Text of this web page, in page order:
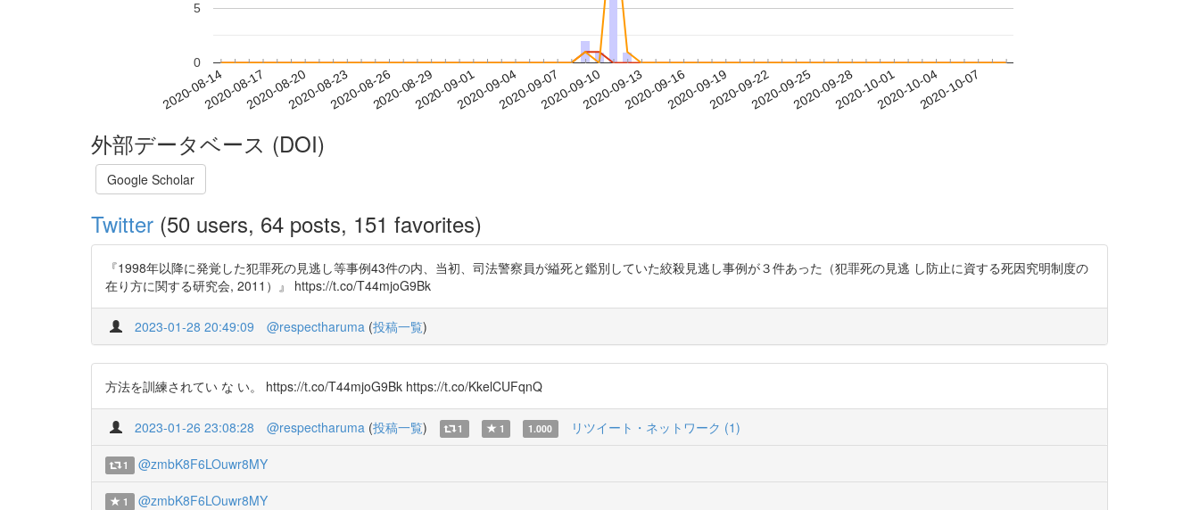
2020-08-142020-08-172020-08-202020-08-232020-08-262020-08-292020-09-012020-09-042020-09-072020-09-102020-09-132020-09-162020-09-192020-09-222020-09-252020-09-282020-10-012020-10-042020-10-07
0
5
外部データベース (DOI)
Google Scholar
Twitter (50 users, 64 posts, 151 favorites)
『1998年以降に発覚した犯罪死の見逃し等事例43件の内、当初、司法警察員が縊死と鑑別していた絞殺見逃し事例が３件あった（犯罪死の見逃 し防止に資する死因究明制度の
在り方に関する研究会, 2011）』 https://t.co/T44mjoG9Bk
2023-01-28 20:49:09 @respectharuma (投稿一覧)
方法を訓練されてい な い。 https://t.co/T44mjoG9Bk https://t.co/KkelCUFqnQ
2023-01-26 23:08:28 @respectharuma (投稿一覧) 1 1 1.000 リツイート・ネットワーク (1)
1 @zmbK8F6LOuwr8MY
1 @zmbK8F6LOuwr8MY